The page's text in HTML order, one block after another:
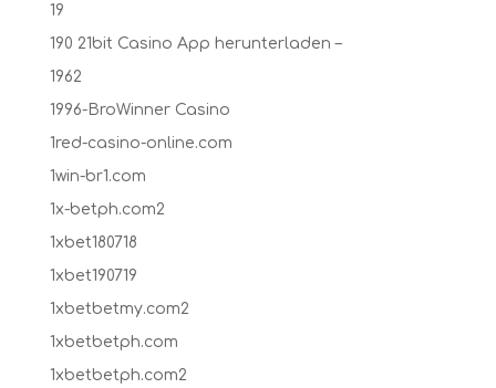
19
190 21bit Casino App herunterladen –
1962
1996-BroWinner Casino
1red-casino-online.com
1win-br1.com
1x-betph.com2
1xbet180718
1xbet190719
1xbetbetmy.com2
1xbetbetph.com
1xbetbetph.com2